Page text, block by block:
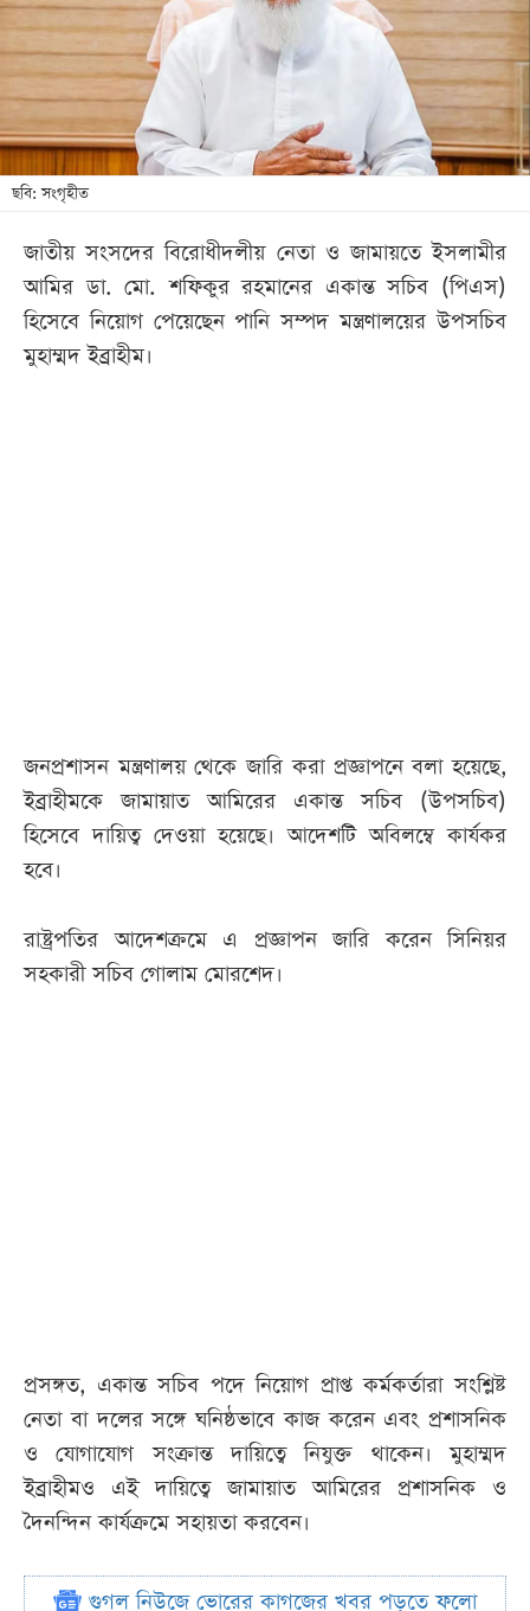
খেলা
বিনোদন
লাইফ
স্টাইল
শিক্ষা
সব
বিভাগ
ছবি
ছবি: সংগৃহীত
জাতীয় সংসদের বিরোধীদলীয় নেতা ও জামায়তে ইসলামীর
আমির ডা. মো. শফিকুর রহমানের একান্ত সচিব (পিএস)
হিসেবে নিয়োগ পেয়েছেন পানি সম্পদ মন্ত্রণালয়ের উপসচিব
মুহাম্মদ ইব্রাহীম।
জনপ্রশাসন মন্ত্রণালয় থেকে জারি করা প্রজ্ঞাপনে বলা হয়েছে,
ইব্রাহীমকে জামায়াত আমিরের একান্ত সচিব (উপসচিব)
হিসেবে দায়িত্ব দেওয়া হয়েছে। আদেশটি অবিলম্বে কার্যকর
হবে।
রাষ্ট্রপতির আদেশক্রমে এ প্রজ্ঞাপন জারি করেন সিনিয়র
সহকারী সচিব গোলাম মোরশেদ।
প্রসঙ্গত, একান্ত সচিব পদে নিয়োগ প্রাপ্ত কর্মকর্তারা সংশ্লিষ্ট
নেতা বা দলের সঙ্গে ঘনিষ্ঠভাবে কাজ করেন এবং প্রশাসনিক
ও যোগাযোগ সংক্রান্ত দায়িত্বে নিযুক্ত থাকেন। মুহাম্মদ
ইব্রাহীমও এই দায়িত্বে জামায়াত আমিরের প্রশাসনিক ও
দৈনন্দিন কার্যক্রমে সহায়তা করবেন।
গুগল নিউজে ভোরের কাগজের খবর পড়তে ফলো